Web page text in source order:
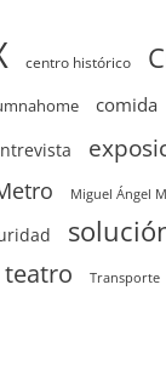
centro histórico
comida
Miguel Ángel
teatro Transporte